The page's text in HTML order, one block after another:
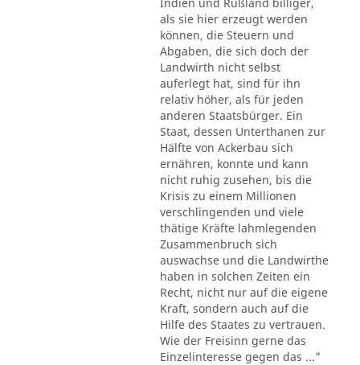
als sie hier erzeugt werden
können, die Steuern und
Abgaben, die sich doch der
Landwirth nicht selbst
auferlegt hat, sind für ihn
relativ höher, als für jeden
anderen Staatsbürger. Ein
Staat, dessen Unterthanen zur
Hälfte von Ackerbau sich
ernähren, konnte und kann
nicht ruhig zusehen, bis die
Krisis zu einem Millionen
verschlingenden und viele
thätige Kräfte lahmlegenden
Zusammenbruch sich
auswachse und die Landwirthe
haben in solchen Zeiten ein
Recht, nicht nur auf die eigene
Kraft, sondern auch auf die
Hilfe des Staates zu vertrauen.
Wie der Freisinn gerne das
Einzelinteresse gegen das ..."